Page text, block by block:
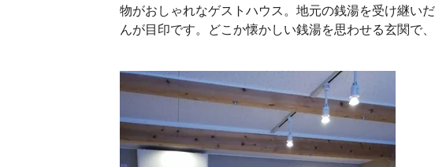
物がおしゃれなゲストハウス。地元の銭湯を受け継い
んが目印です。どこか懐かしい銭湯を思わせる玄関で